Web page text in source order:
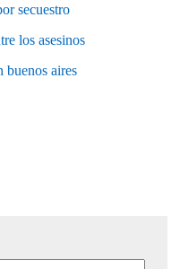
secuestro
los asesinos
buenos aires